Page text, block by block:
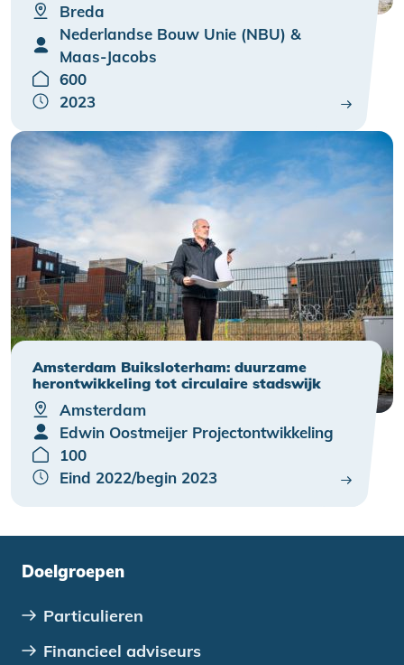
Breda
Nederlandse Bouw Unie (NBU) &
Maas-Jacobs
600
2023
Amsterdam Buiksloterham: duurzame
herontwikkeling tot circulaire stadswijk
Amsterdam
Edwin Oostmeijer Projectontwikkeling
100
Eind 2022/begin 2023
Doelgroepen
Particulieren
Financieel adviseurs